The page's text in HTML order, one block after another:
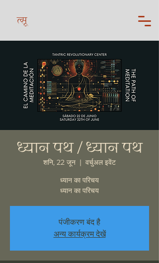
त्सू
ध्यान पथ / ध्यान पथ
शनि, 22 जून
  |
वर्चुअल इवेंट
ध्यान का परिचय
ध्यान का परिचय
पंजीकरण बंद है
अन्य कार्यक्रम देखें